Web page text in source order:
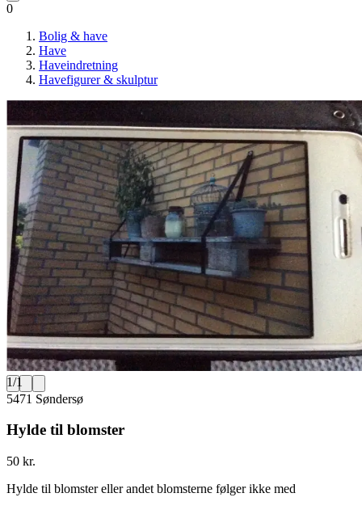
0
Bolig & have
Have
Haveindretning
Havefigurer & skulptur
1/1
5471 Søndersø
Hylde til blomster
50 kr.
Hylde til blomster eller andet blomsterne følger ikke med